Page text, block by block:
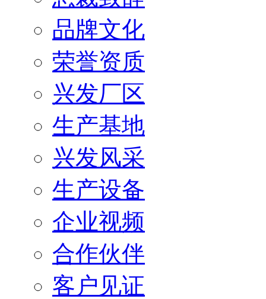
品牌文化
荣誉资质
兴发厂区
生产基地
兴发风采
生产设备
企业视频
合作伙伴
客户见证